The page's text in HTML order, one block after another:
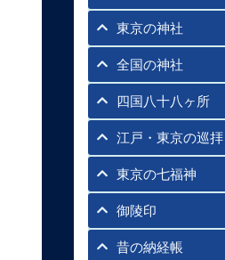
東京の神社
全国の神社
四国八十八ヶ所
江戸・東京の巡拝
東京の七福神
御陵印
昔の納経帳